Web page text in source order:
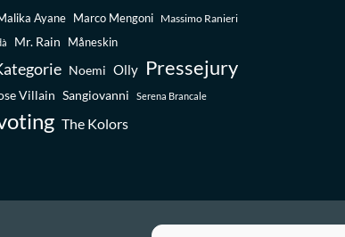
Ayane Marco Mengoni
Massimo Ranieri
Mr. Rain Måneskin
Noemi Olly Pressejury
Villain Sangiovanni Serena Brancale
The Kolors